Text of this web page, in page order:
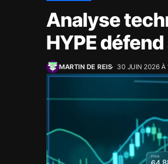
Analyse
HYPE
MARTIN DE REIS 30 JUIN 2026 À